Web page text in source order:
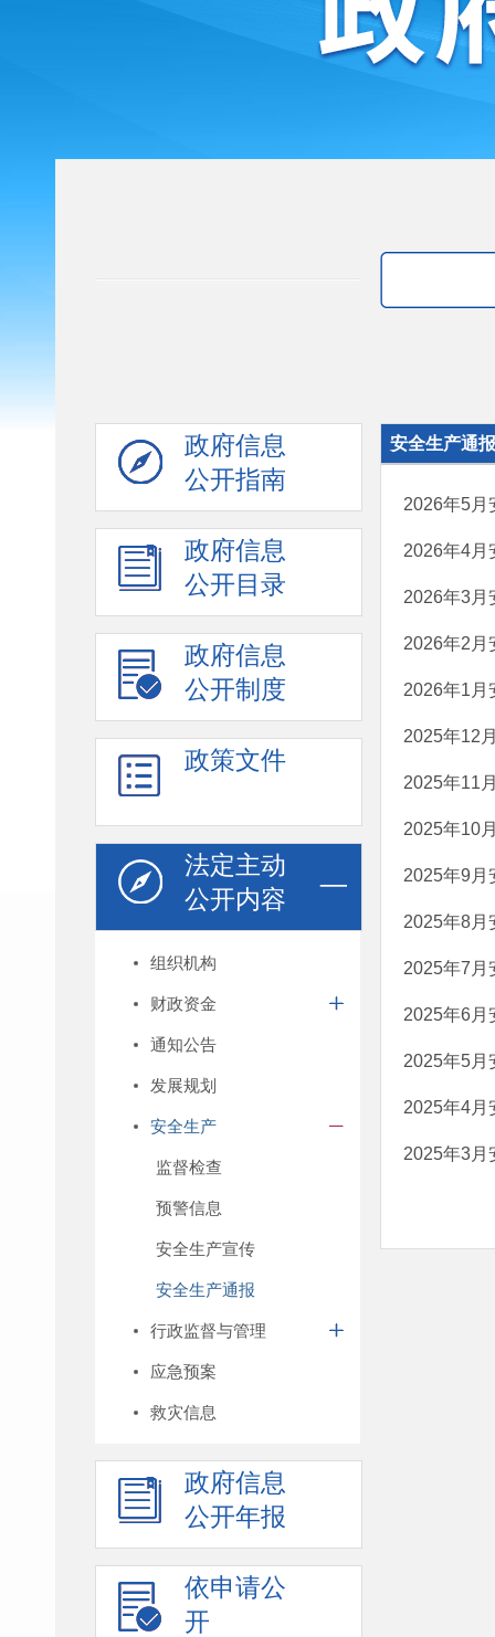
政府信息
公开指南
政府信息
公开目录
政府信息
公开制度
政策文件
法定主动
公开内容
组织机构
财政资金
通知公告
发展规划
安全生产
监督检查
预警信息
安全生产宣传
安全生产通报
行政监督与管理
应急预案
救灾信息
政府信息
公开年报
依申请公
开
安全生产通报
2026年5月
2026年4月
2026年3月
2026年2月
2026年1月
2025年12
2025年11
2025年10
2025年9月
2025年8月
2025年7月
2025年6月
2025年5月
2025年4月
2025年3月